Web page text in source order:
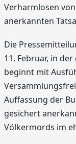
Verharmlosen
anerkannten
Die
11. Februar, in
beginnt mit
Auffassung der
gesichert
Völkermords im